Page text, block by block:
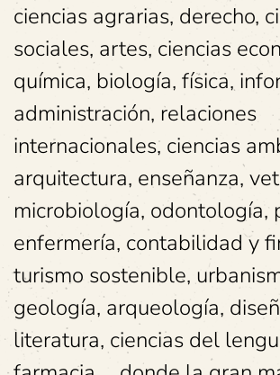
ciencias agrarias, derecho,
sociales, artes, ciencias
química, biología, física,
administración, relaciones
internacionales, ciencias
arquitectura, enseñanza,
microbiología, odontología,
enfermería, contabilidad y
turismo sostenible,
geología, arqueología,
literatura, ciencias del